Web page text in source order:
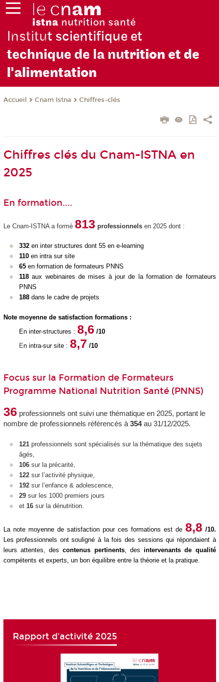
Institut scientifique et
technique de la nutrition et de
l'alimentation
Accueil Cnam Istna Chiffres-clés
Chiffres clés du Cnam-ISTNA en
2025
En formation....
Le Cnam-ISTNA a formé 813 professionnels en 2025 dont :
332 en inter structures dont 55 en e-learning
110 en intra sur site
65 en formation de formateurs PNNS
118aux webinaires de mises à jour de la formation de formateurs
PNNS
188 dans le cadre de projets
Note moyenne de satisfaction formations :
En inter-structures : 8,6 /10
En intra-sur site : 8,7 /10
Focus sur la Formation de Formateurs
Programme National Nutrition Santé (PNNS)
36 professionnels ont suivi une thématique en 2025, portant le
nombre de professionnels référencés à354au 31/12/2025.
121 professionnels sont spécialisés sur la thématique des sujets
âgés,
106 sur la précarité,
122 sur l’activité physique,
192 sur l’enfance & adolescence,
29 sur les 1000 premiers jours
et 16 sur la dénutrition.
La note moyenne de satisfaction pour ces formations est de 8,8/10.
Les professionnels ont souligné à la fois des sessions qui répondaient à
leurs attentes, descontenus pertinents, des intervenants de qualité
compétents et experts, un bon équilibre entre la théorie et la pratique.
Rapport d'activité 2025